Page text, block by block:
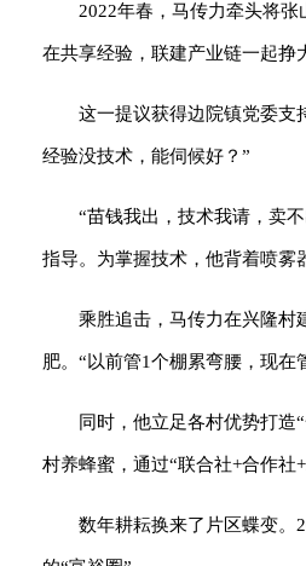
2022年春，马传力牵头将
在共享经验，联建产业链一起挣
这一提议获得边院镇党委支
经验没技术，能伺候好？”
“苗钱我出，技术我请，卖
指导。为掌握技术，他背着喷雾
乘胜追击，马传力在兴隆村
肥。“以前管1个棚累弯腰，现
同时，他立足各村优势打造
村养蜂蜜，通过“联合社+合作社
数年耕耘换来了片区蝶变。